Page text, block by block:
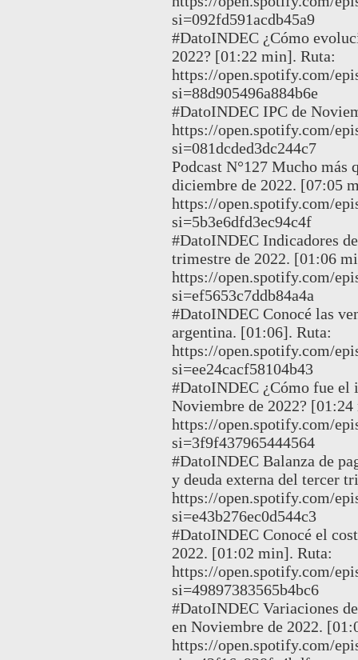
si=092fd591acdb45a9
#DatoINDEC ¿Cómo
2022? [01:22 min]. Ruta:
https://open.spotify.com/
si=88d905496a884b6e
#DatoINDEC IPC de
https://open.spotify.com/
si=081dcded3dc244c7
Podcast N°127 Mucho más
diciembre de 2022. [07:05
https://open.spotify.com/
si=5b3e6dfd3ec94c4f
#DatoINDEC Indicadores
trimestre de 2022. [01:06
https://open.spotify.com/
si=ef5653c7ddb84a4a
#DatoINDEC Conocé las
argentina. [01:06]. Ruta:
https://open.spotify.com/
si=ee24cacf58104b43
#DatoINDEC ¿Cómo fue el
Noviembre de 2022?
https://open.spotify.com/
si=3f9f437965444564
#DatoINDEC Balanza de
y deuda externa del tercer
https://open.spotify.com/
si=e43b276ec0d544c3
#DatoINDEC Conocé el
2022. [01:02 min]. Ruta:
https://open.spotify.com/
si=49897383565b4bc6
#DatoINDEC Variaciones
en Noviembre de 2022.
https://open.spotify.com/